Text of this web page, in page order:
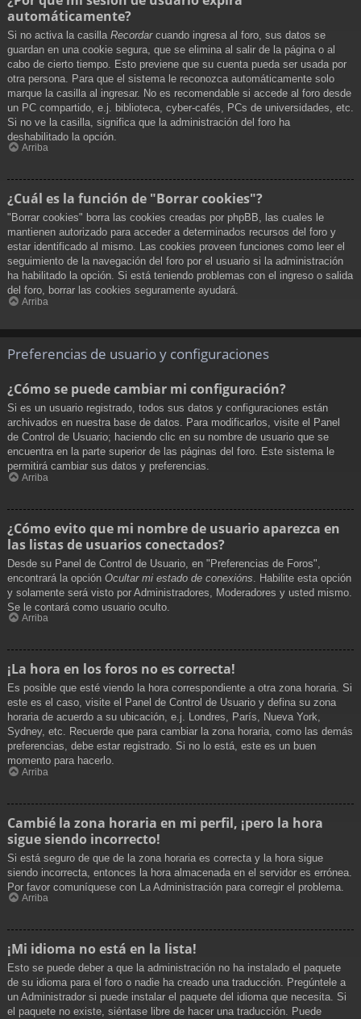
automáticamente?
Si no activa la casilla Recordarcuando ingresa al foro, sus datos se
guardan en una cookie segura, que se elimina al salir de la página o al
cabo de cierto tiempo. Esto previene que su cuenta pueda ser usada por
otra persona. Para que el sistema le reconozca automáticamente solo
marque la casilla al ingresar. No es recomendable si accede al foro desde
un PC compartido, e.j. biblioteca, cyber-cafés, PCs de universidades, etc.
Si no ve la casilla, significa que la administración del foro ha
deshabilitado la opción.
Arriba
¿Cuál es la función de "Borrar cookies"?
"Borrar cookies" borra las cookies creadas por phpBB, las cuales le
mantienen autorizado para acceder a determinados recursos del foro y
estar identificado al mismo. Las cookies proveen funciones como leer el
seguimiento de la navegación del foro por el usuario si la administración
ha habilitado la opción. Si está teniendo problemas con el ingreso o salida
del foro, borrar las cookies seguramente ayudará.
Arriba
Preferencias de usuario y configuraciones
¿Cómo se puede cambiar mi configuración?
Si es un usuario registrado, todos sus datos y configuraciones están
archivados en nuestra base de datos. Para modificarlos, visite el Panel
de Control de Usuario; haciendo clic en su nombre de usuario que se
encuentra en la parte superior de las páginas del foro. Este sistema le
permitirá cambiar sus datos y preferencias.
Arriba
¿Cómo evito que mi nombre de usuario aparezca en
las listas de usuarios conectados?
Desde su Panel de Control de Usuario, en "Preferencias de Foros",
encontrará la opción Ocultar mi estado de conexións . Habilite esta opción
y solamente será visto por Administradores, Moderadores y usted mismo.
Se le contará como usuario oculto.
Arriba
¡La hora en los foros no es correcta!
Es posible que esté viendo la hora correspondiente a otra zona horaria. Si
este es el caso, visite el Panel de Control de Usuario y defina su zona
horaria de acuerdo a su ubicación, e.j. Londres, París, Nueva York,
Sydney, etc. Recuerde que para cambiar la zona horaria, como las demás
preferencias, debe estar registrado. Si no lo está, este es un buen
momento para hacerlo.
Arriba
Cambié la zona horaria en mi perfil, ¡pero la hora
sigue siendo incorrecto!
Si está seguro de que de la zona horaria es correcta y la hora sigue
siendo incorrecta, entonces la hora almacenada en el servidor es errónea.
Por favor comuníquese con La Administración para corregir el problema.
Arriba
¡Mi idioma no está en la lista!
Esto se puede deber a que la administración no ha instalado el paquete
de su idioma para el foro o nadie ha creado una traducción. Pregúntele a
un Administrador si puede instalar el paquete del idioma que necesita. Si
el paquete no existe, siéntase libre de hacer una traducción. Puede